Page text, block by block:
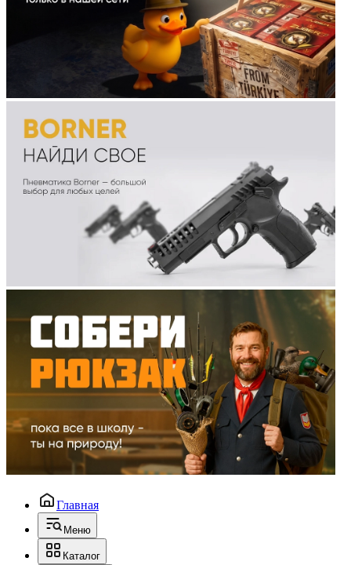
Главная
Меню
Каталог